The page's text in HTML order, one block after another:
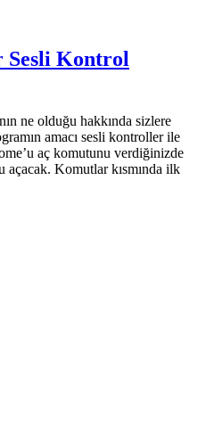
Sesli Kontrol
ne olduğu hakkında sizlere
amacı sesli kontroller ile
aç komutunu verdiğinizde
Komutlar kısmında ilk